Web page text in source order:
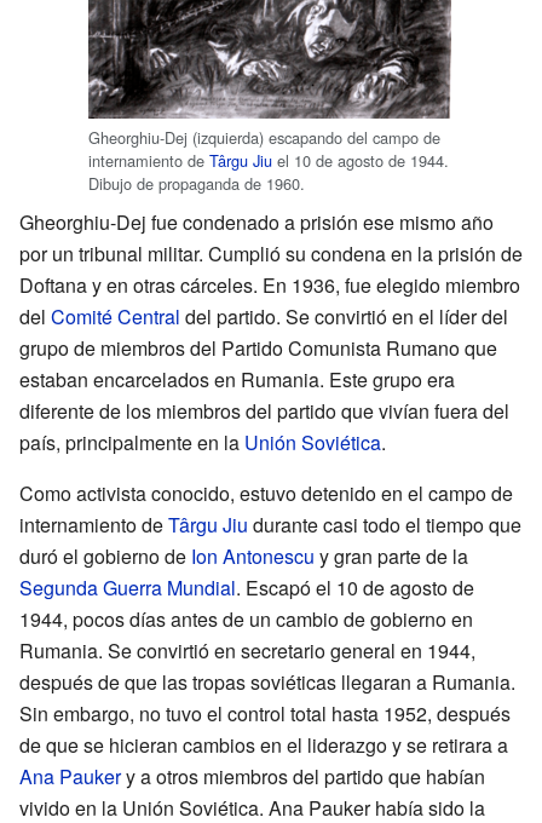
Gheorghiu-Dej (izquierda) escapando del campo de
internamiento de Târgu Jiu el 10 de agosto de 1944.
Dibujo de propaganda de 1960.
Gheorghiu-Dej fue condenado a prisión ese mismo año
por un tribunal militar. Cumplió su condena en la prisión de
Doftana y en otras cárceles. En 1936, fue elegido miembro
del Comité Central del partido. Se convirtió en el líder del
grupo de miembros del Partido Comunista Rumano que
estaban encarcelados en Rumania. Este grupo era
diferente de los miembros del partido que vivían fuera del
país, principalmente en la Unión Soviética.
Como activista conocido, estuvo detenido en el campo de
internamiento deTârgu Jiu durante casi todo el tiempo que
duró el gobierno de Ion Antonescu y gran parte de la
Segunda Guerra Mundial. Escapó el 10 de agosto de
1944, pocos días antes de un cambio de gobierno en
Rumania. Se convirtió en secretario general en 1944,
después de que las tropas soviéticas llegaran a Rumania.
Sin embargo, no tuvo el control total hasta 1952, después
de que se hicieran cambios en el liderazgo y se retirara a
Ana Paukery a otros miembros del partido que habían
vivido en la Unión Soviética. Ana Pauker había sido la